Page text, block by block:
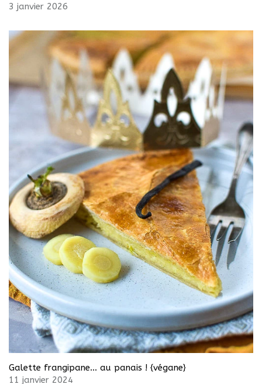
3 janvier 2026
Galette frangipane… au panais ! {végane}
11 janvier 2024